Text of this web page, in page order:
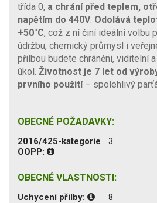
třída 0, a chrání před teplem,
napětím do 440V. Odolává
+50°C, což z ní činí ideální volbu
údržbu, chemický průmysl i
přilbou budete chráněni, viditelní
úkol. Životnost je 7 let od
prvního použití– spolehlivý
OBECNÉ POŽADAVKY:
2016/425-kategorie
OOPP:
3
OBECNÉ VLASTNOSTI:
Uchycení přilby: 8